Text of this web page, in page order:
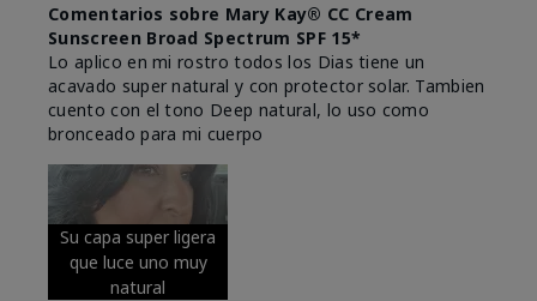
Comentarios sobre Mary Kay® CC Cream
Sunscreen Broad Spectrum SPF 15*
Lo aplico en mi rostro todos los Dias tiene un
acavado super natural y con protector solar. Tambien
cuento con el tono Deep natural, lo uso como
bronceado para mi cuerpo
Su capa super ligera
que luce uno muy
natural